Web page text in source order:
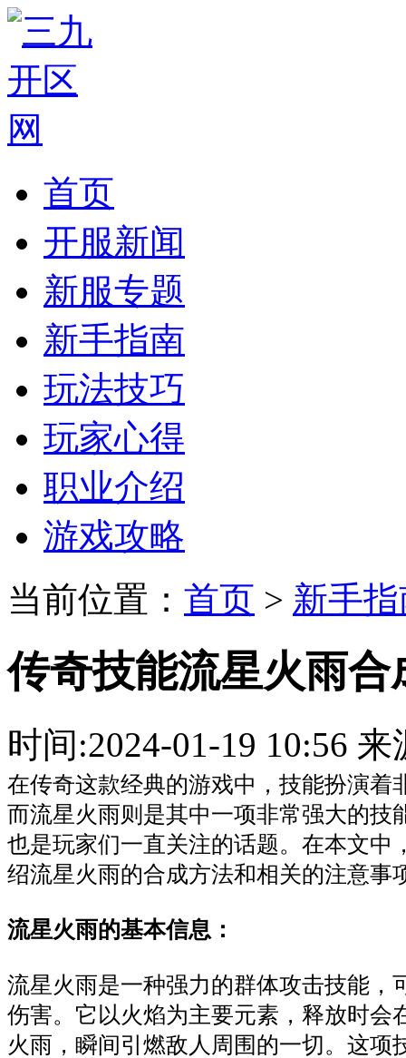
首页
开服新闻
新服专题
新手指南
玩法技巧
玩家心得
职业介绍
游戏攻略
当前位置： 首页 > 新手
传奇技能流星火雨合
时间:2024-01-19 10:56
在传奇这款经典的游戏中，技能扮演着
而流星火雨则是其中一项非常强大的技
也是玩家们一直关注的话题。在本文中
绍流星火雨的合成方法和相关的注意事
流星火雨的基本信息：
流星火雨是一种强力的群体攻击技能，
伤害。它以火焰为主要元素，释放时会
火雨，瞬间引燃敌人周围的一切。这项